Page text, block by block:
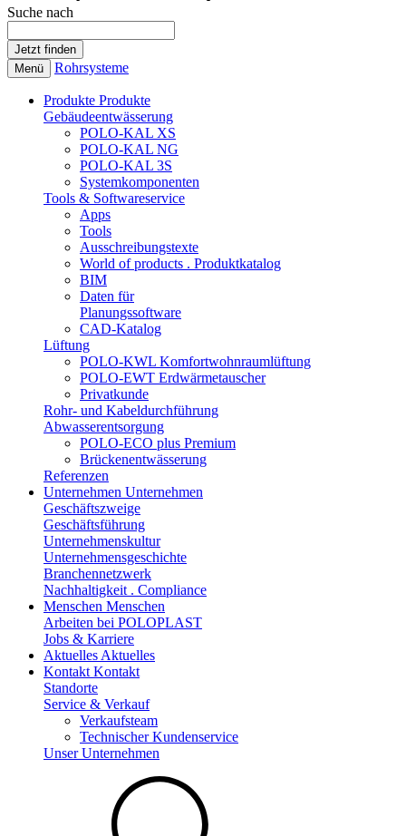
Suche nach
Menü Rohrsysteme
Produkte Produkte
Gebäudeentwässerung
POLO-KAL XS
POLO-KAL NG
POLO-KAL 3S
Systemkomponenten
Tools & Softwareservice
Apps
Tools
Ausschreibungstexte
World of products . Produktkatalog
BIM
Daten für
Planungssoftware
CAD-Katalog
Lüftung
POLO-KWL Komfortwohnraumlüftung
POLO-EWT Erdwärmetauscher
Privatkunde
Rohr- und Kabeldurchführung
Abwasserentsorgung
POLO-ECO plus Premium
Brückenentwässerung
Referenzen
Unternehmen Unternehmen
Geschäftszweige
Geschäftsführung
Unternehmenskultur
Unternehmensgeschichte
Branchennetzwerk
Nachhaltigkeit . Compliance
Menschen Menschen
Arbeiten bei POLOPLAST
Jobs & Karriere
Aktuelles Aktuelles
Kontakt Kontakt
Standorte
Service & Verkauf
Verkaufsteam
Technischer Kundenservice
Unser Unternehmen